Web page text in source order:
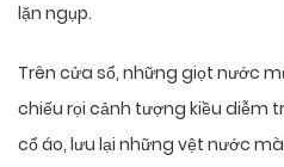
lặn ngụp.
Trên cửa sổ, những giọt nước
chiếu rọi cảnh tượng kiều diễm
cổ áo, lưu lại những vệt nước